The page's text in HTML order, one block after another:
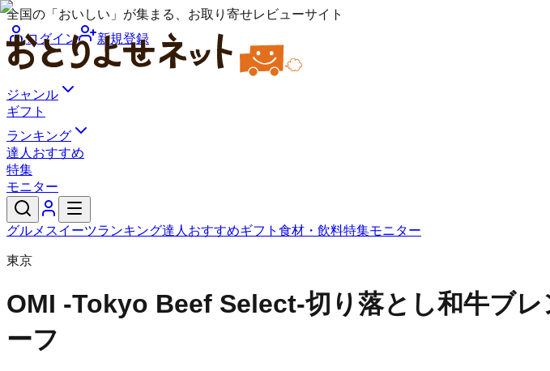
全国の「おいしい」が集まる、お取り寄せレビューサイト
ログイン
新規登録
ジャンル
ギフト
ランキング
達人おすすめ
特集
モニター
グルメ スイーツランキング達人おすすめギフト 食材・飲料特集モニター
東京
OMI -Tokyo Beef Select-切り落とし和牛ブ
ーフ